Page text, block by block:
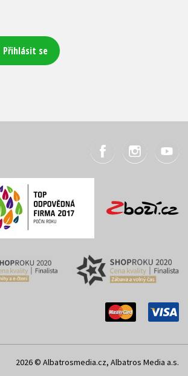
Přihlásit se
2026 © Albatrosmedia.cz, Albatros Media a.s.